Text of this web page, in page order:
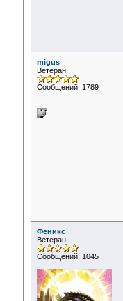
migus
Ветеран
Сообщений: 1789
Феникс
Ветеран
Сообщений: 1045